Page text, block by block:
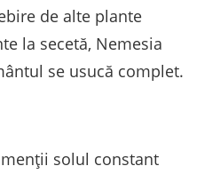
de alte plante
la secetă, Nemesia
se usucă complet.
solul constant